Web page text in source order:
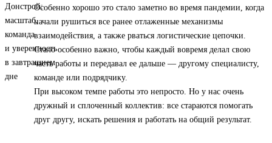
Особенно хорошо это стало заметно во время пандемии, когда
начали рушиться все ранее отлаженные механизмы
взаимодействия, а также рваться логистические цепочки.
Стало особенно важно, чтобы каждый вовремя делал свою
часть работы и передавал ее дальше — другому специалисту,
команде или подрядчику.
При высоком темпе работы это непросто. Но у нас очень
дружный и сплоченный коллектив: все стараются помогать
друг другу, искать решения и работать на общий результат.